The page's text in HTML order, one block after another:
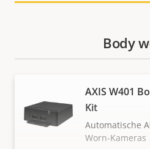
Body
AXIS W401
Kit
Automatische
Worn-Kameras